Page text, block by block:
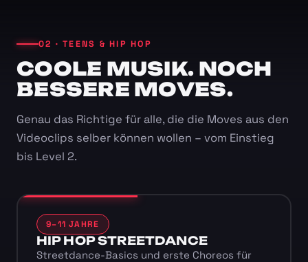
02 · TEENS & HIP HOP
COOLE MUSIK. NOCH
BESSERE MOVES.
Genau das Richtige für alle, die die Moves aus den
Videoclips selber können wollen – vom Einstieg
bis Level 2.
9–11 JAHRE
HIP HOP STREETDANCE
Streetdance-Basics und erste Choreos für